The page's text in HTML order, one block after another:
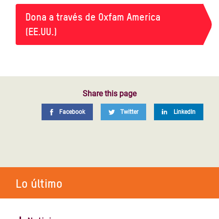
Dona a través de Oxfam America
(EE.UU.)
Share this page
Facebook Twitter LinkedIn
Lo último